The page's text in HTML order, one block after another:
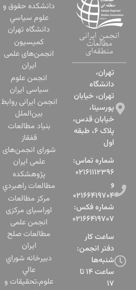
انجمن ایرانی
مطالعات
منطقه‌ای
تهران،
دانشگاه
تهران، خیابان
پورسینا،
خیابان قدس،
پلاک ۶، طبقه
اول​
شماره تماس:
۰۲۱۶۱۱۱۲۳۹۶
و
۰۲۱۶۶۴۱۹۷۰۴
شماره فکس:
۰۲۱۶۶۴۱۹۷۰۷
ساعت کار
دفتر انجمن:
شنبه‌ها
ساعت ۱۴ تا
۱۷
دانشكده حقوق و
علوم سياسي
دانشگاه تهران
کمیسیون
انجمن‌های علمی
ایران
انجمن علوم
سیاسی ایران
انجمن ایرانی روابط
بین‌الملل
بنياد مطالعات
قفقاز
شورای انجمن‌های
علمی ایران
پژوهشكده
مطالعات راهبردي
مرکز مطالعات
اوراسیای مرکزی
انجمن علمی
مطالعات صلح
ایران
دبيرخانه شوراي
عالي
علوم،‌تحقيقات و